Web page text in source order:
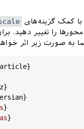
با کمک گزینه‌های
را تغییر دهید.
به صورت زیر اثر
article}
}
}
}
}